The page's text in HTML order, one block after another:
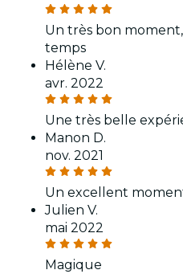
Un très bon
temps
Hélène V.
avr. 2022
Une très belle
Manon D.
nov. 2021
Un excellent
Julien V.
mai 2022
Magique